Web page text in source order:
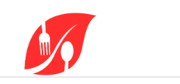
contenu